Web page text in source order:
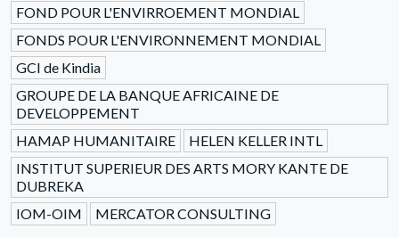
FOND POUR L'ENVIRROEMENT MONDIAL
FONDS POUR L'ENVIRONNEMENT MONDIAL
GCI de Kindia
GROUPE DE LA BANQUE AFRICAINE DE
DEVELOPPEMENT
HAMAP HUMANITAIRE
HELEN KELLER INTL
INSTITUT SUPERIEUR DES ARTS MORY KANTE DE
DUBREKA
IOM-OIM
MERCATOR CONSULTING